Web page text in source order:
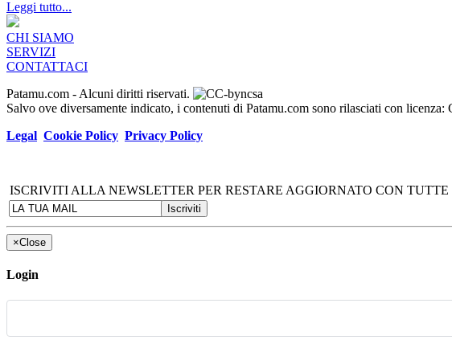
Leggi tutto...
CHI SIAMO
SERVIZI
CONTATTACI
Patamu.com - Alcuni diritti riservati.
Salvo ove diversamente indicato, i contenuti di Patamu.com sono rilasciati con
Legal Cookie Policy Privacy Policy
ISCRIVITI ALLA NEWSLETTER PER RESTARE AGGIORNATO CON
×Close
Login